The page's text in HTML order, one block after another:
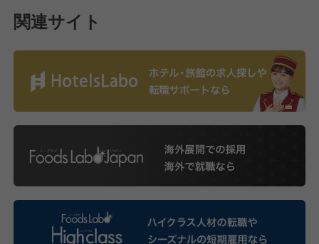
関連サイト